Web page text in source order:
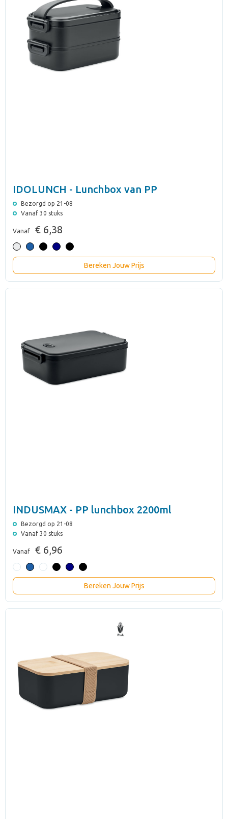
IDOLUNCH - Lunchbox van PP
Bezorgd op 21-08
Vanaf 30 stuks
Vanaf € 6,38
Bereken Jouw Prijs
INDUSMAX - PP lunchbox 2200ml
Bezorgd op 21-08
Vanaf 30 stuks
Vanaf € 6,96
Bereken Jouw Prijs